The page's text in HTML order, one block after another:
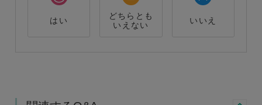
はい
どちらとも
いえない
いいえ